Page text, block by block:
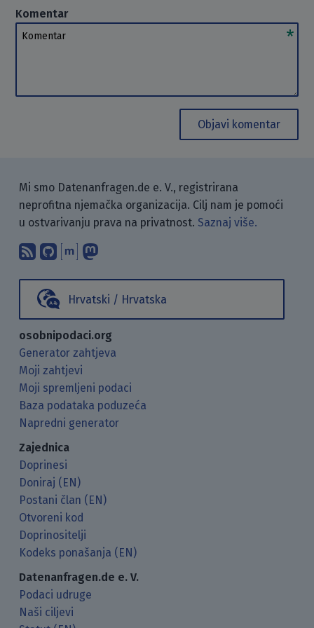
Komentar
Komentar
Objavi komentar
Mi smo Datenanfragen.de e. V., registrirana
neprofitna njemačka organizacija. Cilj nam je pomoći
u ostvarivanju prava na privatnost. Saznaj više.
Pretplati se na naš blog koristeći
Pronađi nas na GitHubu.
Raspravljaj s nama putem
Hrvatski / Hrvatska
osobnipodaci.org
Generator zahtjeva
Moji zahtjevi
Moji spremljeni podaci
Baza podataka poduzeća
Napredni generator
Zajednica
Doprinesi
Doniraj (EN)
Postani član (EN)
Otvoreni kod
Doprinositelji
Kodeks ponašanja (EN)
Datenanfragen.de e. V.
Podaci udruge
Naši ciljevi